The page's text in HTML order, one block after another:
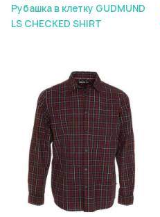
Рубашка в клетку GUDMUND
LS CHECKED SHIRT